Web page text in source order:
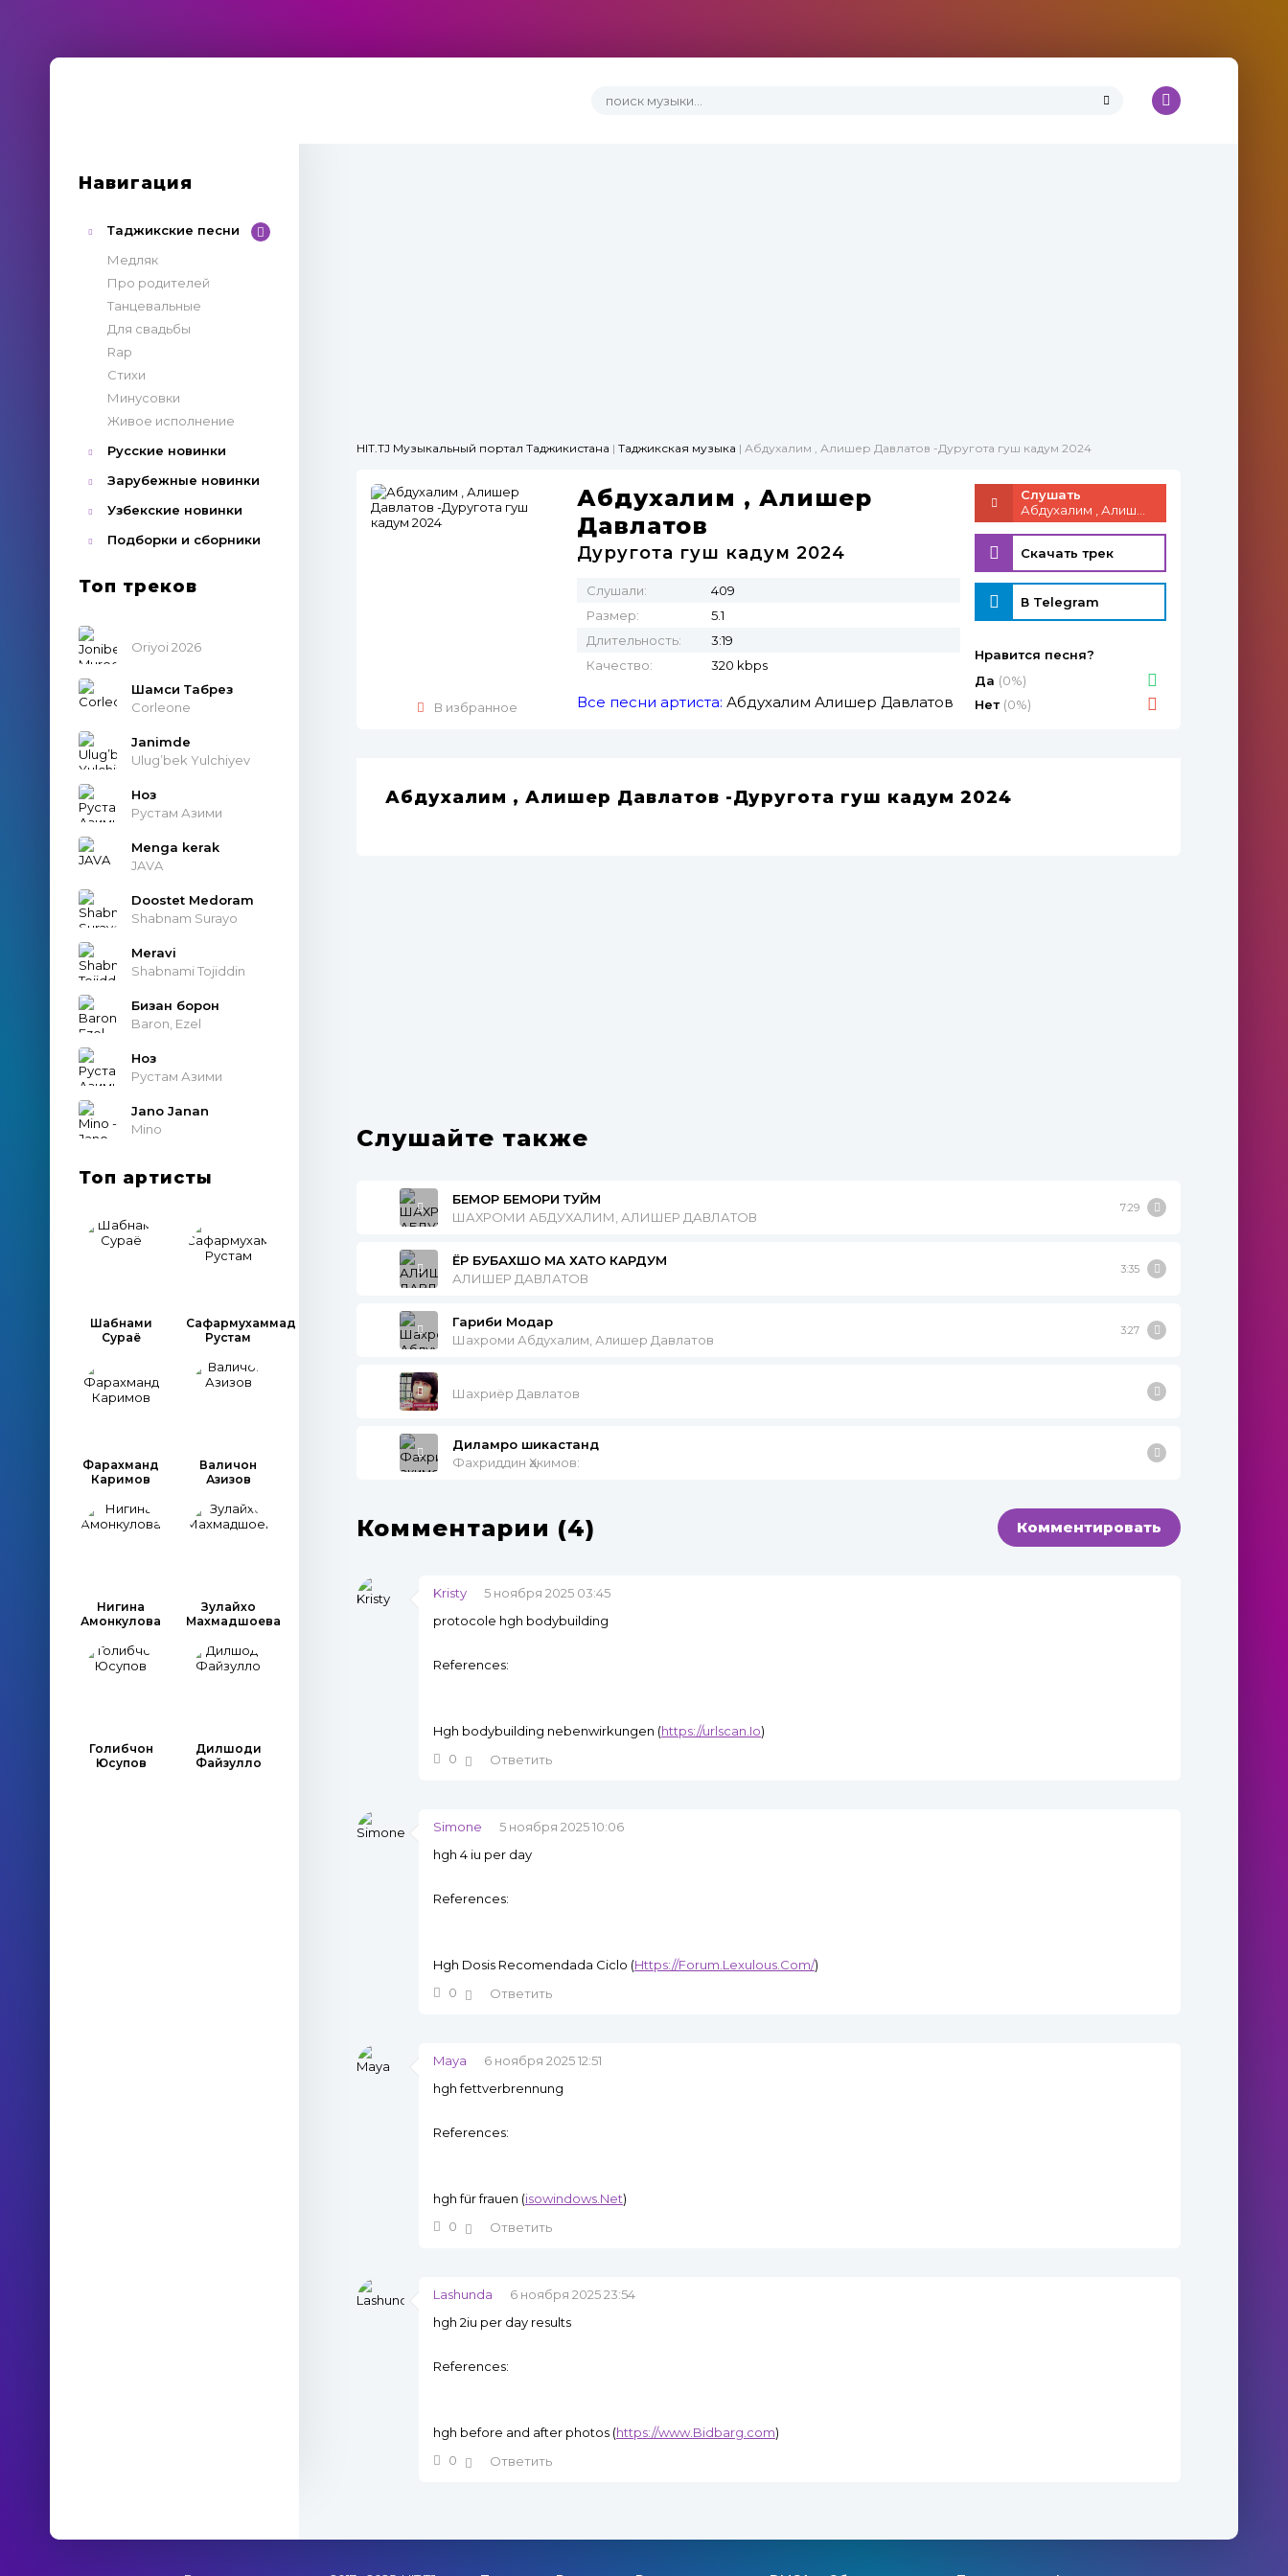
Навигация
Таджикские песни
Медляк
Про родителей
Танцевальные
Для свадьбы
Rap
Стихи
Минусовки
Живое исполнение
Русские новинки
Зарубежные новинки
Узбекские новинки
Подборки и сборники
Топ треков
Oriyoi 2026
Шамси Табрез
Corleone
Janimde
Ulug’bek Yulchiyev
Ноз
Рустам Азими
Menga kerak
JAVA
Doostet Medoram
Shabnam Surayo
Meravi
Shabnami Tojiddin
Бизан борон
Baron, Ezel
Ноз
Рустам Азими
Jano Janan
Mino
Топ артисты
Шабнами
Сураё
Сафармухаммад
Рустам
Фарахманд
Каримов
Валичон
Азизов
Нигина
Амонкулова
Зулайхо
Махмадшоева
Голибчон
Юсупов
Дилшоди
Файзулло
HIT.TJ Музыкальный портал Таджикистана | Таджикская музыка | Абдухалим , Алишер Давлатов -Дуругота гуш кадум 2024
В избранное
Абдухалим , Алишер
Давлатов
Дуругота гуш кадум 2024
Слушали:
409
Размер:
5.1
Длительность:
3:19
Качество:
320 kbps
Все песни артиста: Абдухалим Алишер Давлатов
Слушать
Скачать трек
В Telegram
Нравится песня?
Да (0%)
Нет (0%)
Абдухалим , Алишер Давлатов -Дуругота гуш кадум 2024
Слушайте также
БЕМОР БЕМОРИ ТУЙМ
ШАХРОМИ АБДУХАЛИМ, АЛИШЕР ДАВЛАТОВ
7:29
ЁР БУБАХШО МА ХАТО КАРДУМ
АЛИШЕР ДАВЛАТОВ
3:35
Гариби Модар
Шахроми Абдухалим, Алишер Давлатов
3:27
Шахриёр Давлатов
Диламро шикастанд
Фахриддин Ҳакимов:
Комментарии (4) Комментировать
Kristy
5 ноября 2025 03:45
protocole hgh bodybuilding
References:
Hgh bodybuilding nebenwirkungen (https://urlscan.Io)
0
Ответить
Simone
5 ноября 2025 10:06
hgh 4 iu per day
References:
Hgh Dosis Recomendada Ciclo (Https://Forum.Lexulous.Com/)
0
Ответить
Maya
6 ноября 2025 12:51
hgh fettverbrennung
References:
hgh für frauen (isowindows.Net)
0
Ответить
Lashunda
6 ноября 2025 23:54
hgh 2iu per day results
References:
hgh before and after photos (https://www.Bidbarg.com)
0
Ответить